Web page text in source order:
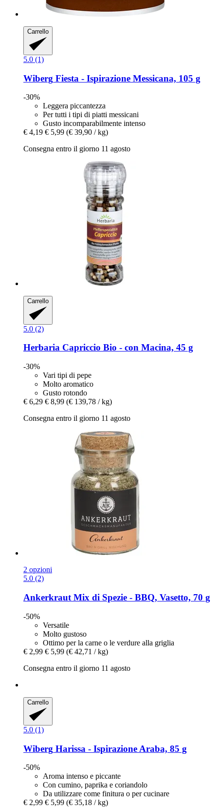
Carrello
5.0 (1)
Wiberg Fiesta -​ Ispirazione Messicana, 105 g
-30%
Leggera piccantezza
Per tutti i tipi di piatti messicani
Gusto incomparabilmente intenso
€ 4,19 € 5,99 (€ 39,90 / kg)
Consegna entro il giorno 11 agosto
Carrello
5.0 (2)
Herbaria Capriccio Bio -​ con Macina, 45 g
-30%
Vari tipi di pepe
Molto aromatico
Gusto rotondo
€ 6,29 € 8,99 (€ 139,78 / kg)
Consegna entro il giorno 11 agosto
2 opzioni
5.0 (2)
Ankerkraut Mix di Spezie -​ BBQ, Vasetto, 70 g
-50%
Versatile
Molto gustoso
Ottimo per la carne o le verdure alla griglia
€ 2,99 € 5,99 (€ 42,71 / kg)
Consegna entro il giorno 11 agosto
Carrello
5.0 (1)
Wiberg Harissa -​ Ispirazione Araba, 85 g
-50%
Aroma intenso e piccante
Con cumino, paprika e coriandolo
Da utilizzare come finitura o per cucinare
€ 2,99 € 5,99 (€ 35,18 / kg)